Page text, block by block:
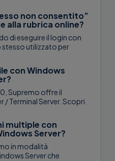
non consentito”
alla rubrica online?
di eseguire il login con
stesso utilizzato per
con Windows
Supremo offre il
/ Terminal Server. Scopri
multiple con
Server?
in modalità
Server che